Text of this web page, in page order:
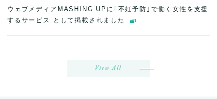
ウェブメディアMASHING UPに｢不妊予防｣で働く女性を支援
するサービス として掲載されました
View All